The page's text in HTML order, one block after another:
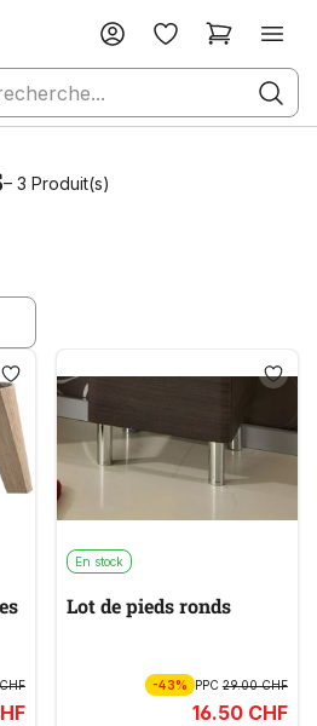
– 3 Produit(s)
En stock
Lot de pieds ronds
-43% PPC29.00 CHF
16.50 CHF